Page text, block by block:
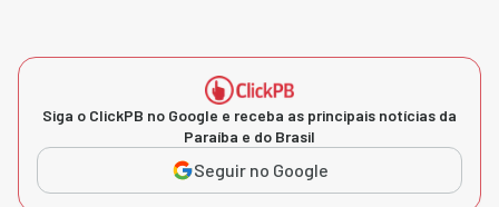
Siga o ClickPB no Google e receba as principais notícias da
Paraíba e do Brasil
Seguir no Google